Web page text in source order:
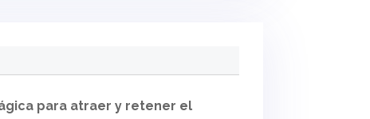
para atraer y retener el